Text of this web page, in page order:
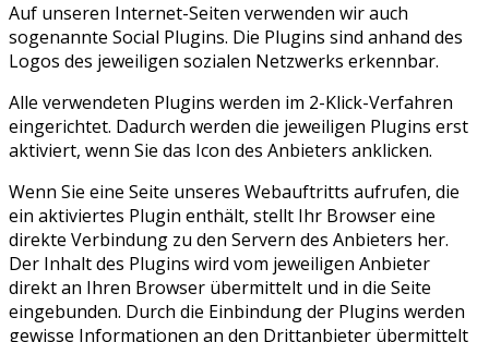
Auf unseren Internet-Seiten verwenden wir auch
sogenannte Social Plugins. Die Plugins sind anhand des
Logos des jeweiligen sozialen Netzwerks erkennbar.
Alle verwendeten Plugins werden im 2-Klick-Verfahren
eingerichtet. Dadurch werden die jeweiligen Plugins erst
aktiviert, wenn Sie das Icon des Anbieters anklicken.
Wenn Sie eine Seite unseres Webauftritts aufrufen, die
ein aktiviertes Plugin enthält, stellt Ihr Browser eine
direkte Verbindung zu den Servern des Anbieters her.
Der Inhalt des Plugins wird vom jeweiligen Anbieter
direkt an Ihren Browser übermittelt und in die Seite
eingebunden. Durch die Einbindung der Plugins werden
gewisse Informationen an den Drittanbieter übermittelt